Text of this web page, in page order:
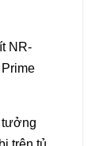
tưởng